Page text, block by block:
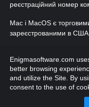
реєстраційний номер
Mac і MacOS є
зареєстрованими в США
захищено.
Enigmasoftware.com
better browsing
and utilize the Site. By
consent to the use of